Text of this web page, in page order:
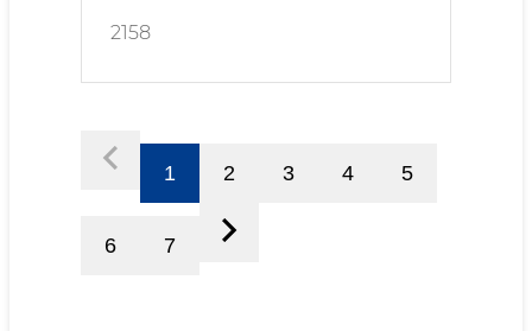
2158
1 2 3 4 5
6 7